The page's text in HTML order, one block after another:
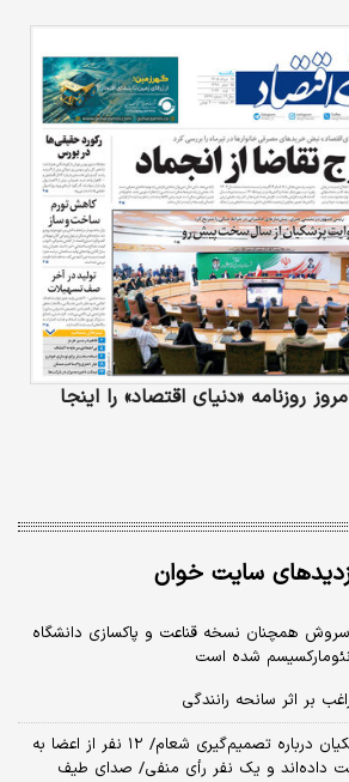
روزنامه «دنیای‌ اقتصاد» را اینجا
سایت خوان
همچنان نسخه قناعت و پاکسازی دانشگاه
شده است
بر اثر سانحه رانندگی
اظهارات جدید معاون پزشکیان درباره تصمیم‌گیری شعام/ ۱۲ نفر از اعضا به
داده‌اند و یک نفر رأی منفی/ صدای طیف